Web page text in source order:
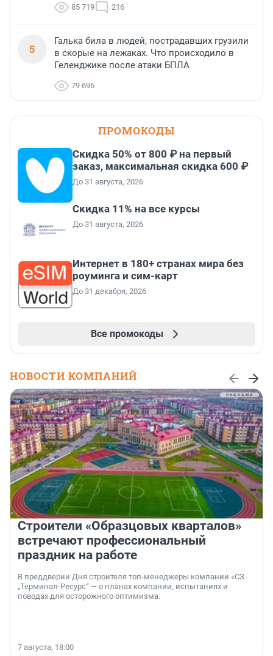
85 719 216
5
Галька била в людей, пострадавших грузили
в скорые на лежаках. Что происходило в
Геленджике после атаки БПЛА
79 696
ПРОМОКОДЫ
Скидка 50% от 800 ₽ на первый
заказ, максимальная скидка 600 ₽
До 31 августа, 2026
Скидка 11% на все курсы
До 31 августа, 2026
Интернет в 180+ странах мира без
роуминга и сим-карт
До 31 декабря, 2026
Все промокоды
НОВОСТИ КОМПАНИЙ
Строители «Образцовых кварталов»
встречают профессиональный
праздник на работе
В преддверии Дня строителя топ-менеджеры компании «СЗ
„Терминал-Ресурс“ — о планах компании, испытаниях и
поводах для осторожного оптимизма.
7 августа, 18:00